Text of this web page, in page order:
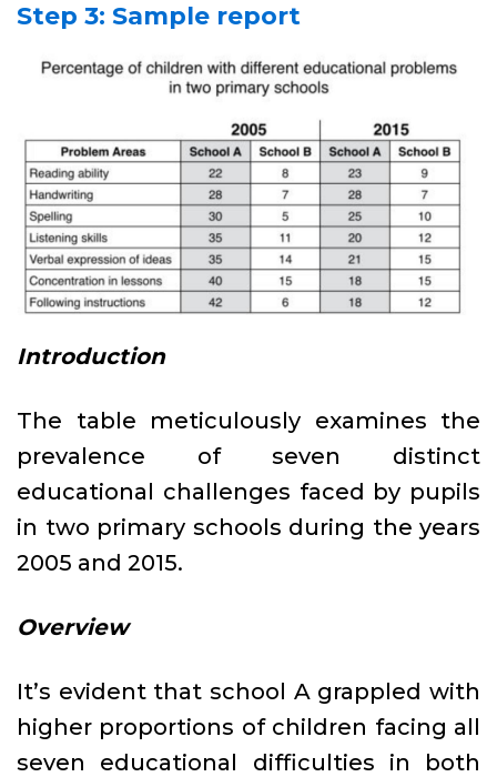
Step 3: Sample report
Introduction
The table meticulously examines the
prevalence of seven distinct
educational challenges faced by pupils
in two primary schools during the years
2005 and 2015.
Overview
It’s evident that school A grappled with
higher proportions of children facing all
seven educational difficulties in both